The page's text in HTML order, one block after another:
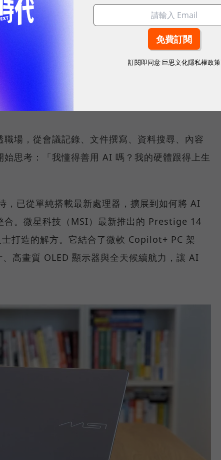
sponsored by
微星科技
場，從會議記錄、文件撰寫、資料搜尋、內容
思考：「我懂得善用 AI 嗎？我的硬體跟得上生
，已從單純搭載最新處理器，擴展到如何將 AI
合。微星科技（MSI）最新推出的 Prestige 14
打造的解方。它結合了微軟 Copilot+ PC 架
高畫質 OLED 顯示器與全天候續航力，讓 AI
訂閱即同意 巨思文化隱私權政策